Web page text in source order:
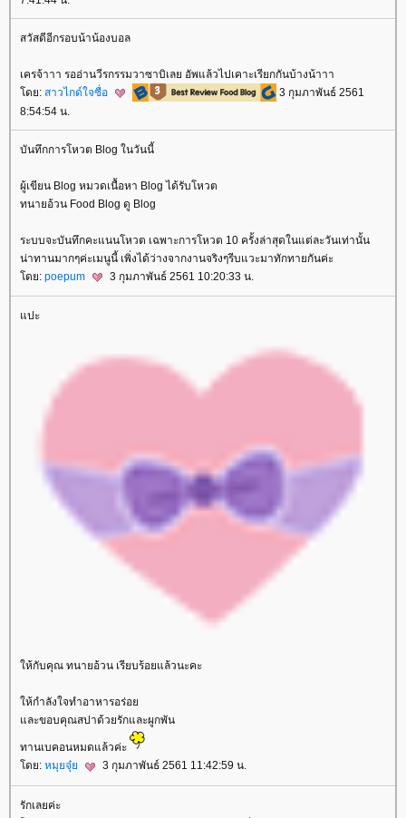
สวัสดีอีกรอบน้าน้องบอล
เครจ้าาา รออ่านวีรกรรมวาซาบิเลย อัพแล้วไปเคาะเรียกกันบ้างน้าาา
ดย: สาวไกด์ใจซื่อ
3 กุมภาพันธ์ 2561
8:54:54 น.
บันทึกการโหวต Blog ในวันนี้
ผู้เขียน Blog หมวดเนื้อหา Blog ได้รับโหวต
ทนายอ้วน Food Blog ดู Blog
ระบบจะบันทึกคะแนนโหวต เฉพาะการโหวต 10 ครั้งล่าสุดในแต่ละวันเท่านั้น
น่าทานมากๆค่ะเมนูนี้ เพิ่งได้ว่างจากงานจริงๆรีบแวะมาทักทายกันค่ะ
ดย: poepum 3 กุมภาพันธ์ 2561 10:20:33 น.
ปะ
ห้กับคุณ ทนายอ้วน เรียบร้อยแล้วนะคะ
ห้กำลังใจทำอาหารอร่อ
ละขอบคุณสปาด้วยรักและผูกพัน
ทานเบคอนหมดแล้วค่ะ
ดย: หมุยจุ๋ 3 กุมภาพันธ์ 2561 11:42:59 น.
รักเลยค่ะ